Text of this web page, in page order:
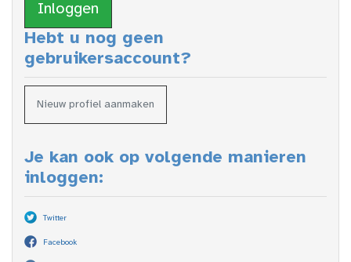
Inloggen
Hebt u nog geen
gebruikersaccount?
Nieuw profiel aanmaken
Je kan ook op volgende manieren
inloggen:
Twitter
Facebook